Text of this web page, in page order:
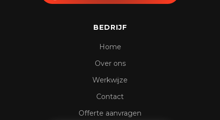
BEDRIJF
Home
Over ons
Werkwijze
Contact
Offerte aanvragen